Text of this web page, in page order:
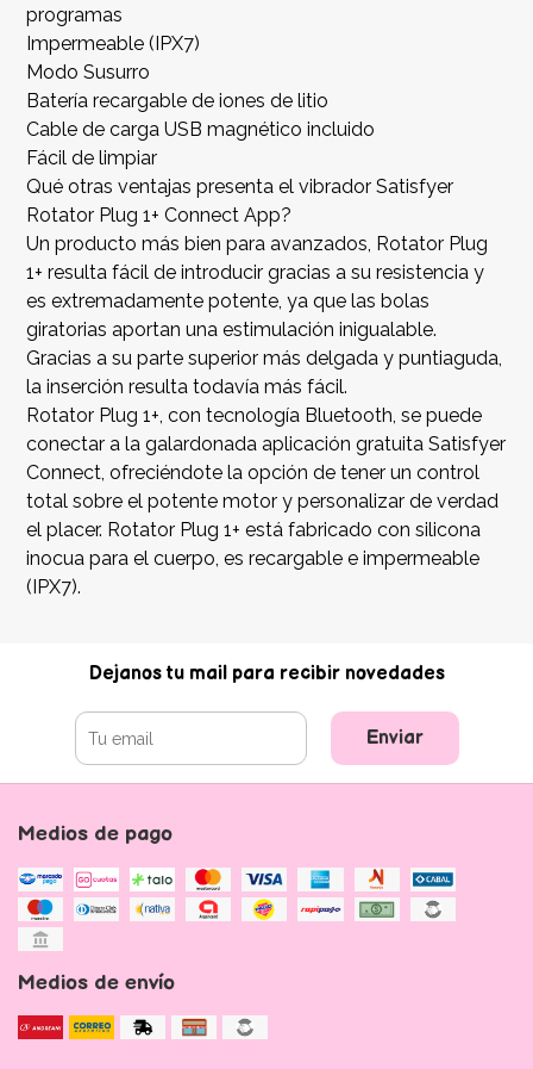
programas
Impermeable (IPX7)
Modo Susurro
Batería recargable de iones de litio
Cable de carga USB magnético incluido
Fácil de limpiar
Qué otras ventajas presenta el vibrador Satisfyer
Rotator Plug 1+ Connect App?
Un producto más bien para avanzados, Rotator Plug
1+ resulta fácil de introducir gracias a su resistencia y
es extremadamente potente, ya que las bolas
giratorias aportan una estimulación inigualable.
Gracias a su parte superior más delgada y puntiaguda,
la inserción resulta todavía más fácil.
Rotator Plug 1+, con tecnología Bluetooth, se puede
conectar a la galardonada aplicación gratuita Satisfyer
Connect, ofreciéndote la opción de tener un control
total sobre el potente motor y personalizar de verdad
el placer. Rotator Plug 1+ está fabricado con silicona
inocua para el cuerpo, es recargable e impermeable
(IPX7).
Dejanos tu mail para recibir novedades
Enviar
Medios de pago
Medios de envío